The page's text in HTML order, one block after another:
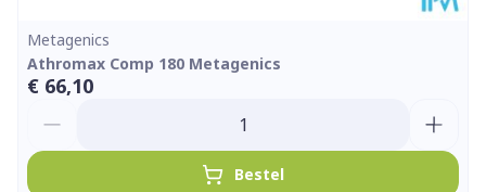
Metagenics
Athromax Comp 180 Metagenics
€ 66,10
Bestel